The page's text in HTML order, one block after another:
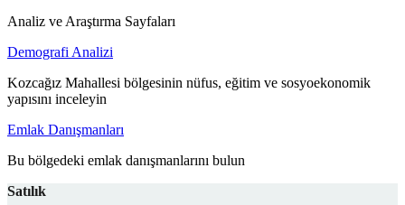
Analiz ve Araştırma Sayfaları
Demografi Analizi
Kozcağız Mahallesi bölgesinin nüfus, eğitim ve sosyoekonomik
yapısını inceleyin
Emlak Danışmanları
Bu bölgedeki emlak danışmanlarını bulun
Satılık